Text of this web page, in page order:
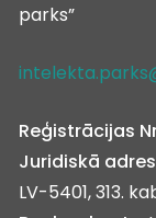
parks”
Reģistrācijas
Juridiskā
LV-5401, 313.